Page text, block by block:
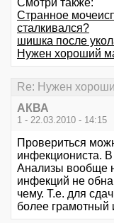
Странное
сталкивался?
шишка после
Нужен хороший
Re: Нужен
АКВА
1 - 22.03.2010 - 14:15
Провериться
инфекциониста.
Анализы вообще
инфекций не
чему. Т.е. для
более грамотный